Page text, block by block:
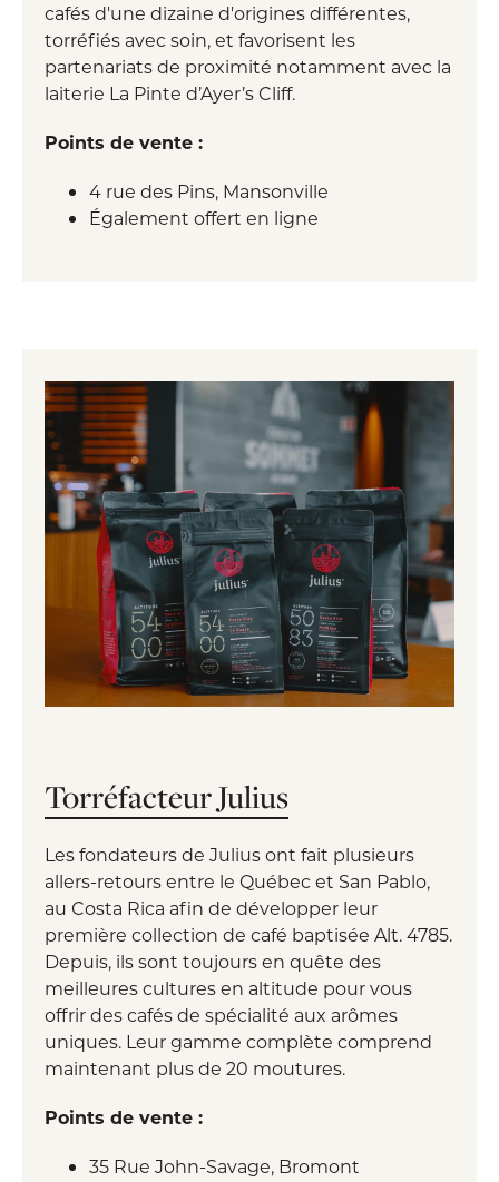
cafés d'une dizaine d'origines différentes,
torréfiés avec soin, et favorisent les
partenariats de proximité notamment avec la
laiterie La Pinte d’Ayer’s Cliff.
Points de vente :
4 rue des Pins, Mansonville
Également offert en ligne
Torréfacteur Julius
Les fondateurs de Julius ont fait plusieurs
allers-retours entre le Québec et San Pablo,
au Costa Rica afin de développer leur
première collection de café baptisée Alt. 4785.
Depuis, ils sont toujours en quête des
meilleures cultures en altitude pour vous
offrir des cafés de spécialité aux arômes
uniques. Leur gamme complète comprend
maintenant plus de 20 moutures.
Points de vente :
35 Rue John-Savage, Bromont